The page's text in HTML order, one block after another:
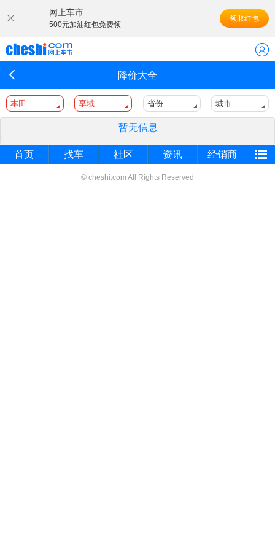
网上车市
500元加油红包免费领
领取红包
降价大全
本田 享域 省份 城市
暂无信息
首页 找车 社区 资讯 经销商
© cheshi.com All Rights Reserved